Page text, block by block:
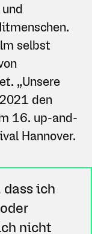
selbst
„Unsere
den
16. up-and-
Hannover.
ich
nicht